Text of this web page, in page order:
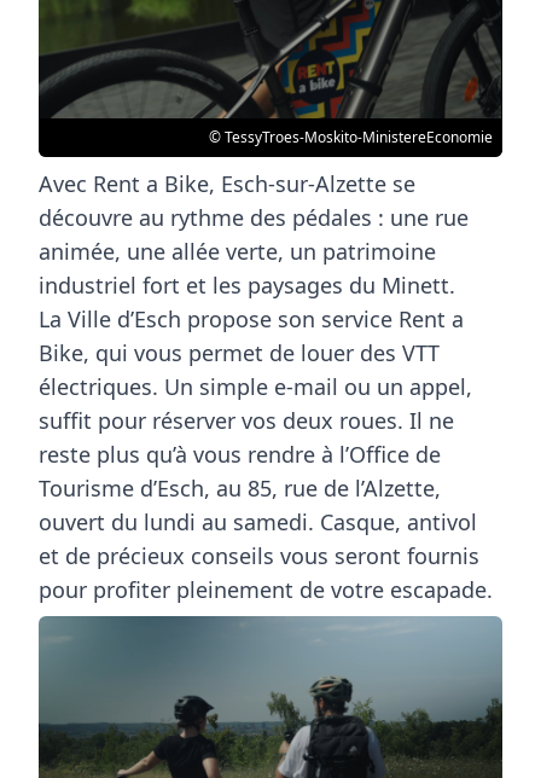
© TessyTroes-Moskito-MinistereEconomie
Avec Rent a Bike, Esch-sur-Alzette se
découvre au rythme des pédales : une rue
animée, une allée verte, un patrimoine
industriel fort et les paysages du Minett.
La Ville d’Esch propose son service Rent a
Bike, qui vous permet de louer des VTT
électriques. Un simple e-mail ou un appel,
suffit pour réserver vos deux roues. Il ne
reste plus qu’à vous rendre à l’Office de
Tourisme d’Esch, au 85, rue de l’Alzette,
ouvert du lundi au samedi. Casque, antivol
et de précieux conseils vous seront fournis
pour profiter pleinement de votre escapade.